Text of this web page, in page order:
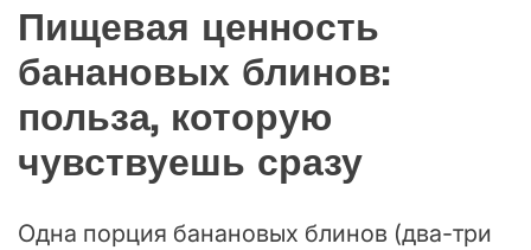
Пищевая ценность
банановых блинов:
польза, которую
чувствуешь сразу
Одна порция банановых блинов (два-три